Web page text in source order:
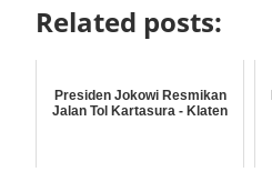
Related posts:
Presiden Jokowi Resmikan
Jalan Tol Kartasura - Klaten